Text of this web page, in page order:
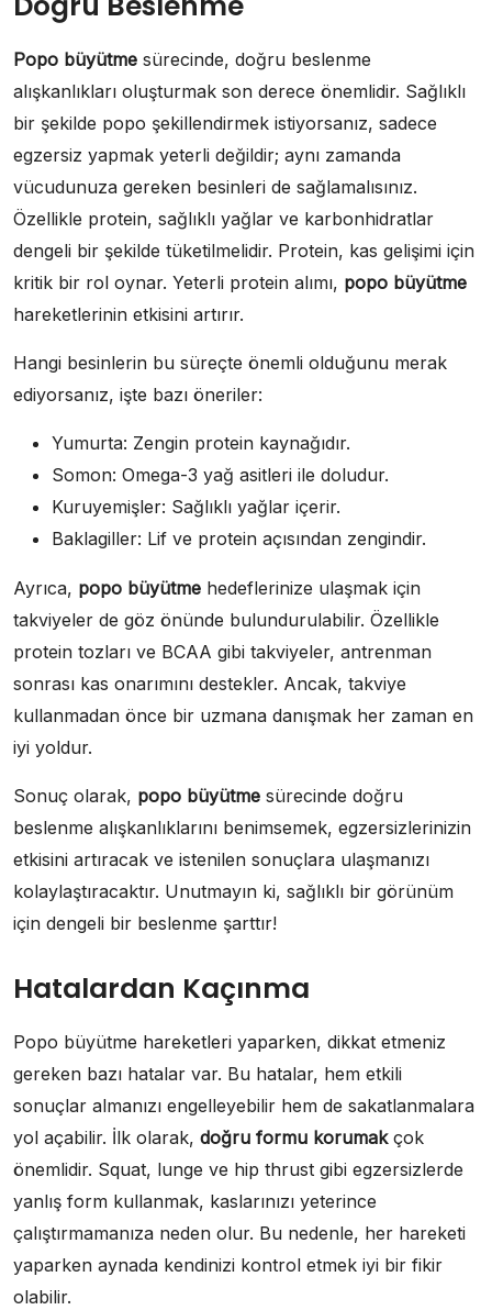
Popo büyütme sürecinde, doğru beslenme
alışkanlıkları oluşturmak son derece önemlidir. Sağlıklı
bir şekilde popo şekillendirmek istiyorsanız, sadece
egzersiz yapmak yeterli değildir; aynı zamanda
vücudunuza gereken besinleri de sağlamalısınız.
Özellikle protein, sağlıklı yağlar ve karbonhidratlar
dengeli bir şekilde tüketilmelidir. Protein, kas gelişimi için
kritik bir rol oynar. Yeterli protein alımı, popo büyütme
hareketlerinin etkisini artırır.
Hangi besinlerin bu süreçte önemli olduğunu merak
ediyorsanız, işte bazı öneriler:
Yumurta: Zengin protein kaynağıdır.
Somon: Omega-3 yağ asitleri ile doludur.
Kuruyemişler: Sağlıklı yağlar içerir.
Baklagiller: Lif ve protein açısından zengindir.
Ayrıca, popo büyütme hedeflerinize ulaşmak için
takviyeler de göz önünde bulundurulabilir. Özellikle
protein tozları ve BCAA gibi takviyeler, antrenman
sonrası kas onarımını destekler. Ancak, takviye
kullanmadan önce bir uzmana danışmak her zaman en
iyi yoldur.
Sonuç olarak, popo büyütme sürecinde doğru
beslenme alışkanlıklarını benimsemek, egzersizlerinizin
etkisini artıracak ve istenilen sonuçlara ulaşmanızı
kolaylaştıracaktır. Unutmayın ki, sağlıklı bir görünüm
için dengeli bir beslenme şarttır!
Hatalardan Kaçınma
Popo büyütme hareketleri yaparken, dikkat etmeniz
gereken bazı hatalar var. Bu hatalar, hem etkili
sonuçlar almanızı engelleyebilir hem de sakatlanmalara
yol açabilir. İlk olarak, doğru formu korumakçok
önemlidir. Squat, lunge ve hip thrust gibi egzersizlerde
yanlış form kullanmak, kaslarınızı yeterince
çalıştırmamanıza neden olur. Bu nedenle, her hareketi
yaparken aynada kendinizi kontrol etmek iyi bir fikir
olabilir.